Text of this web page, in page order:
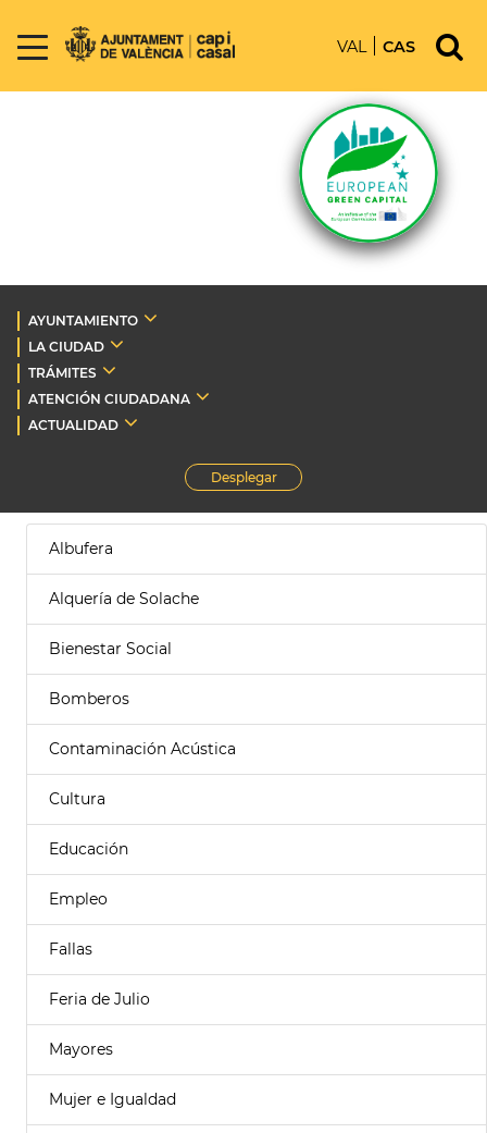
VAL CAS
AYUNTAMIENTO
LA CIUDAD
TRÁMITES
ATENCIÓN CIUDADANA
ACTUALIDAD
Desplegar
Albufera
Alquería de Solache
Bienestar Social
Bomberos
Contaminación Acústica
Cultura
Educación
Empleo
Fallas
Feria de Julio
Mayores
Mujer e Igualdad